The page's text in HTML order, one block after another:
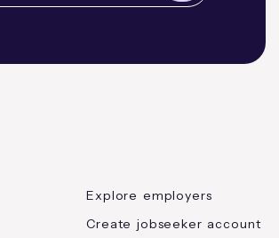
Explore employers
Create jobseeker account